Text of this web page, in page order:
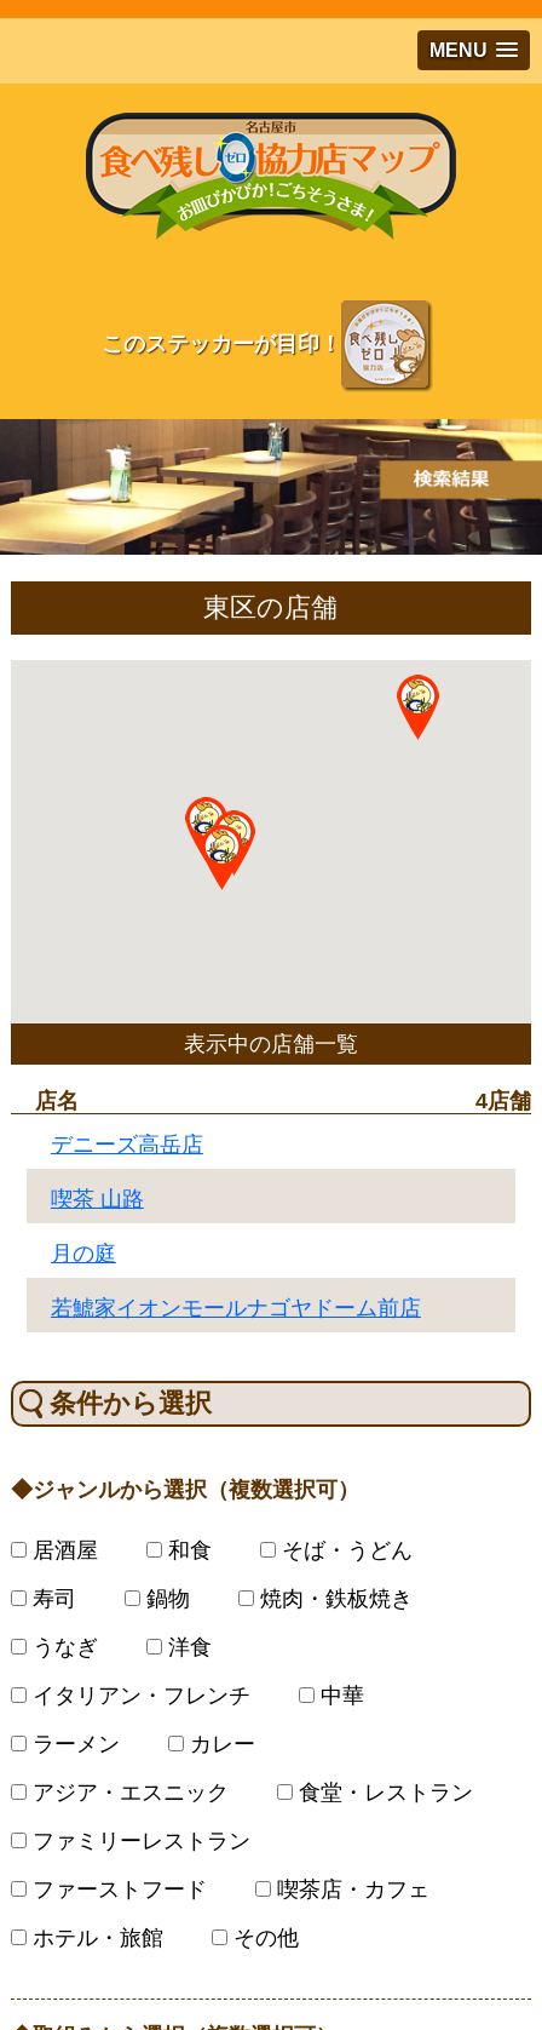
MENU
このステッカーが目印！
東区の店舗
表示中の店舗一覧
店名
4店舗
デニーズ高岳店
喫茶 山路
月の庭
若鯱家イオンモールナゴヤドーム前店
条件から選択
ジャンルから選択（複数選択可）
居酒屋 和食
そば・うどん
寿司
鍋物
焼肉・鉄板焼き
うなぎ
洋食
イタリアン・フレンチ
中華
ラーメン
カレー
アジア・エスニック
食堂・レストラン
ファミリーレストラン
ファーストフード
喫茶店・カフェ
ホテル・旅館
その他